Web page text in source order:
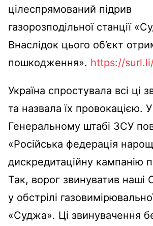
цілеспрямований підрив
газорозподільної станції
Внаслідок цього об’єкт
пошкодження». https://
Україна спростувала всі ці
та назвала їх провокацією. У
Генеральному штабі ЗСУ
«Російська федерація
дискредитаційну кампанію
Так, ворог звинуватив наші
у обстрілі
«Суджа». Ці звинувачення